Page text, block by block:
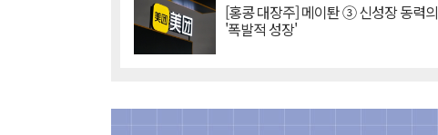
[홍콩 대장주] 메이퇀 ③ 신성장 동력의
'폭발적 성장'